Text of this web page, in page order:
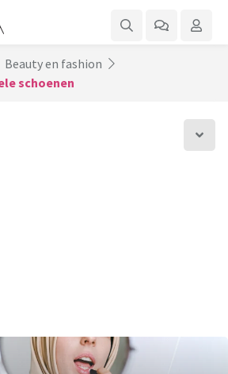
Beauty en fashion
schoenen